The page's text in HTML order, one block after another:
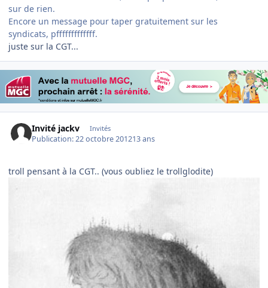
sur de rien.
Encore un message pour taper gratuitement sur les
syndicats, pfffffffffffff.
juste sur la CGT...
Invité jackv Invités
Publication:22 octobre 201213 ans
troll pensant à la CGT.. (vous oubliez le trollglodite)